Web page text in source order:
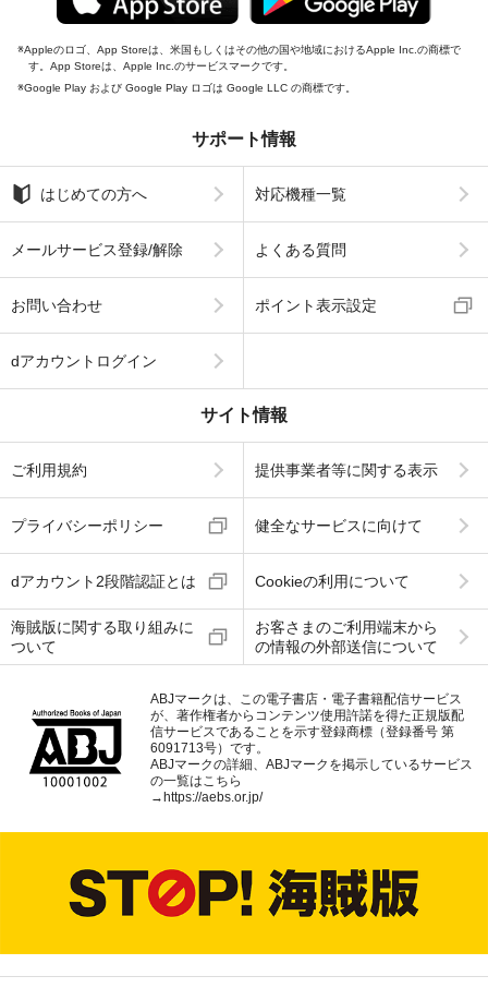
Appleのロゴ、App Storeは、米国もしくはその他の国や地域におけるApple Inc.の商標で
す。App Storeは、Apple Inc.のサービスマークです。
Google Play および Google Play ロゴは Google LLC の商標です。
サポート情報
はじめての方へ 対応機種一覧
メールサービス登録/解除 よくある質問
お問い合わせ ポイント表示設定
dアカウントログイン
サイト情報
ご利用規約 提供事業者等に関する表示
プライバシーポリシー 健全なサービスに向けて
dアカウント2段階認証とは Cookieの利用について
海賊版に関する取り組みに
ついて
お客さまのご利用端末から
の情報の外部送信について
ABJマークは、この電子書店・電子書籍配信サービス
が、著作権者からコンテンツ使用許諾を得た正規版配
信サービスであることを示す登録商標（登録番号 第
6091713号）です。
ABJマークの詳細、ABJマークを掲示しているサービス
の一覧はこちら
→https://aebs.or.jp/